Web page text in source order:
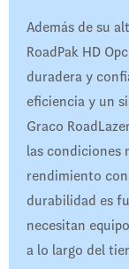
Además de su
RoadPak HD
duradera y
eficiencia y un
Graco
las condiciones
rendimiento
durabilidad es
necesitan
a lo largo del